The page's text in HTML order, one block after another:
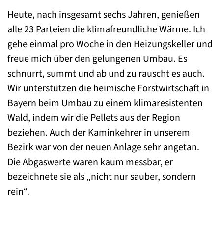
Heute, nach insgesamt sechs Jahren, genießen
alle 23 Parteien die klimafreundliche Wärme. Ich
gehe einmal pro Woche in den Heizungskeller und
freue mich über den gelungenen Umbau. Es
schnurrt, summt und ab und zu rauscht es auch.
Wir unterstützen die heimische Forstwirtschaft in
Bayern beim Umbau zu einem klimaresistenten
Wald, indem wir die Pellets aus der Region
beziehen. Auch der Kaminkehrer in unserem
Bezirk war von der neuen Anlage sehr angetan.
Die Abgaswerte waren kaum messbar, er
bezeichnete sie als „nicht nur sauber, sondern
rein“.